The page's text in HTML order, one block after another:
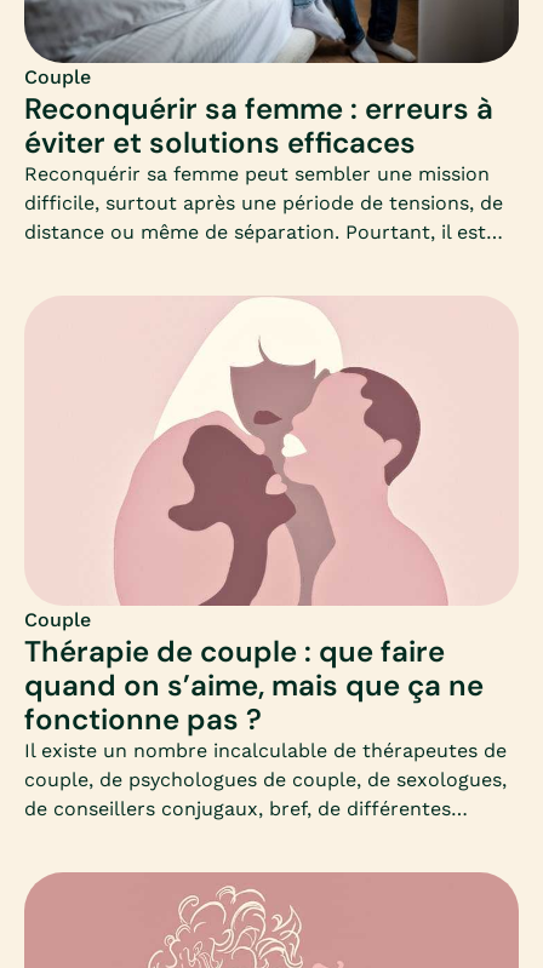
Couple
Reconquérir sa femme : erreurs à
éviter et solutions efficaces
Reconquérir sa femme peut sembler une mission
difficile, surtout après une période de tensions, de
distance ou même de séparation. Pourtant, il est
Couple
Thérapie de couple : que faire
quand on s’aime, mais que ça ne
fonctionne pas ?
Il existe un nombre incalculable de thérapeutes de
couple, de psychologues de couple, de sexologues,
de conseillers conjugaux, bref, de différentes
au sein du couple, savoir s’orienter est
fondamental, afin d’obtenir des résultats positifs.
En effet, selon la nature des difficultés